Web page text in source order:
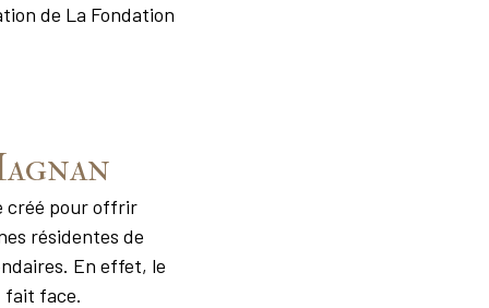
de La Fondation
créé pour offrir
résidentes de
En effet, le
fait face.